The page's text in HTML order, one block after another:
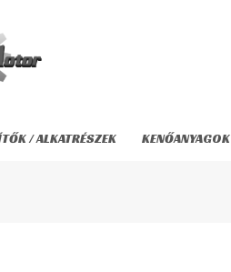
/ ALKATRÉSZEK KENŐANYAGOK